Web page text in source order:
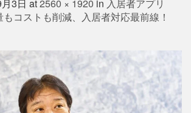
3日 at2560 × 1920 in 入居者アプリ
もコストも削減、入居者対応最前線！